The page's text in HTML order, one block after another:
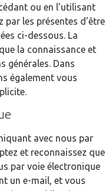
ou en l’utilisant
les présentes d’être
ci-dessous. La
la connaissance et
générales. Dans
également vous
avec nous par
et reconnaissez que
par voie électronique
un e-mail, et vous